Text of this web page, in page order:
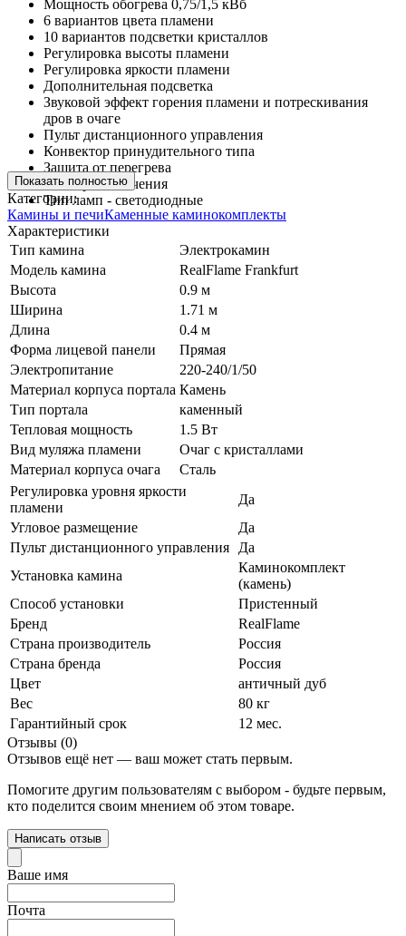
Мощность обогрева 0,75/1,5 кВб
6 вариантов цвета пламени
10 вариантов подсветки кристаллов
Регулировка высоты пламени
Регулировка яркости пламени
Дополнительная подсветка
Звуковой эффект горения пламени и потрескивания
дров в очаге
Пульт дистанционного управления
Конвектор принудительного типа
Защита от перегрева
Таймер отключения
Тип ламп - светодиодные
Показать полностью
Категории:
Камины и печиКаменные каминокомплекты
Характеристики
Тип камина
Электрокамин
Модель камина
RealFlame Frankfurt
Высота
0.9 м
Ширина
1.71 м
Длина
0.4 м
Форма лицевой панели
Прямая
Электропитание
220-240/1/50
Материал корпуса портала Камень
Тип портала
каменный
Тепловая мощность
1.5 Вт
Вид муляжа пламени
Очаг с кристаллами
Материал корпуса очага
Сталь
Регулировка уровня яркости
пламени
Да
Угловое размещение
Да
Пульт дистанционного управления
Да
Установка камина
Каминокомплект
(камень)
Способ установки
Пристенный
Бренд
RealFlame
Страна производитель
Россия
Страна бренда
Россия
Цвет
античный дуб
Вес
80 кг
Гарантийный срок
12 мес.
Отзывы (0)
Отзывов ещё нет — ваш может стать первым.
Помогите другим пользователям с выбором - будьте первым,
кто поделится своим мнением об этом товаре.
Написать отзыв
Ваше имя
Почта